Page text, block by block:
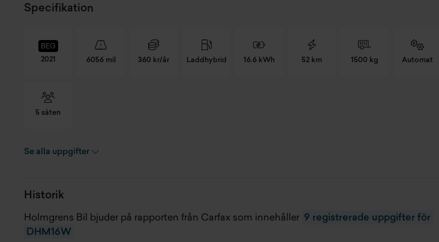
Specifikation
BEG
2021
6056 mil 360 kr/år Laddhybrid 16.6 kWh 52 km 1500 kg Automat
5 säten
Chassinummer
Skick Begagnad Acc. 0-100 km/h
Se alla uppgifter
Historik
Holmgrens Bil bjuder på rapporten från Carfax som innehåller 9 registrerade uppgifter för
DHM16W